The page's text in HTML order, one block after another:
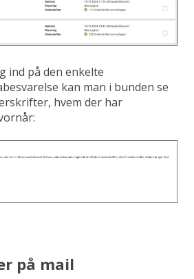
ind på den enkelte
kan man i bunden se
hvem der har
på mail